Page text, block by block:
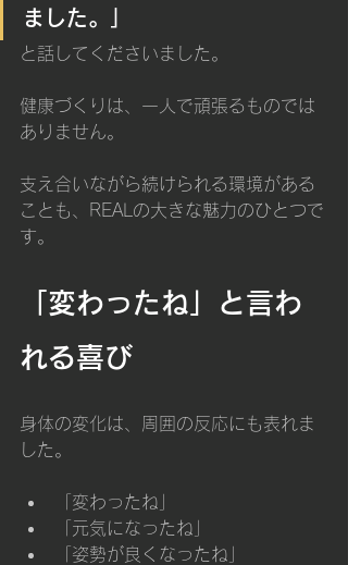
ました。」
と話してくださいました。
健康づくりは、一人で頑張るものでは
ありません。
支え合いながら続けられる環境がある
ことも、REALの大きな魅力のひとつで
す。
「変わったね」と言わ
れる喜び
身体の変化は、周囲の反応にも表れま
した。
「変わったね」
「元気になったね」
「姿勢が良くなったね」